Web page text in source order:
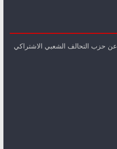
حزب التحالف الشعبي الاشتراكي